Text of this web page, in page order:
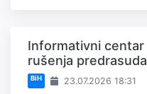
Informativni
rušenja predrasuda
BiH 23.07.2026 18:31